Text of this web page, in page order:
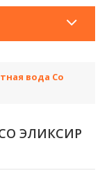
вода Со
ЭЛИКСИР